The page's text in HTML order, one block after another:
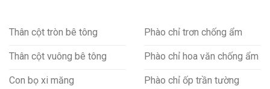
Thân cột tròn bê tông
Thân cột vuông bê tông
Con bọ xi măng
Phào chỉ trơn chống ẩm
Phào chỉ hoa văn chống ẩm
Phào chỉ ốp trần tường